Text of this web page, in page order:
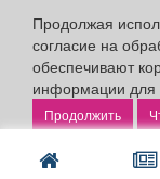
Продолжая
согласие на
обеспечивают
информации для
Политика
Публикации с
«Партнёрский
Редакция сайта не
объявлениях.
+16 © 2006-